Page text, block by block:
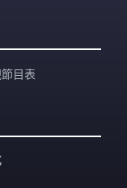
目表